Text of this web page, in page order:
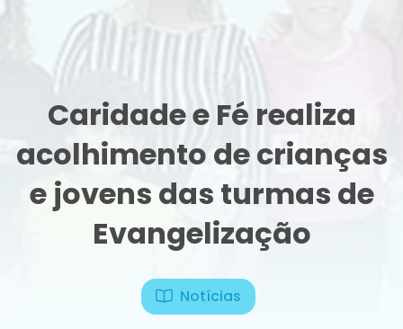
Caridade e Fé realiza
acolhimento de crianças
e jovens das turmas de
Evangelização
Notícias